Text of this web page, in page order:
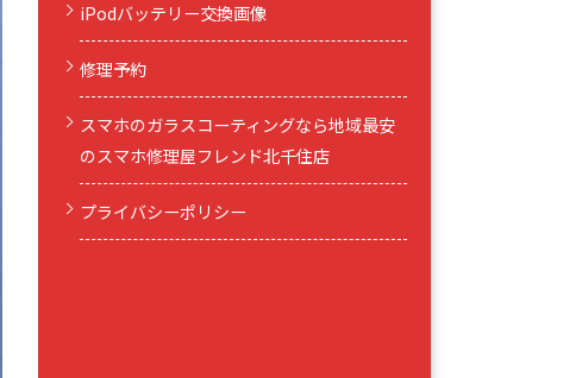
iPodバッテリー交換画像
修理予約
スマホのガラスコーティングなら地域最安
のスマホ修理屋フレンド北千住店
プライバシーポリシー